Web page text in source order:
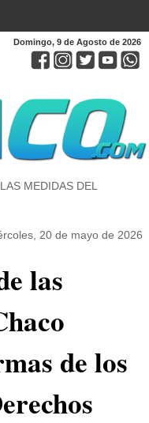
Domingo, 9 de Agosto de 2026
MEDIDAS DEL
20 de mayo de 2026
las
de los